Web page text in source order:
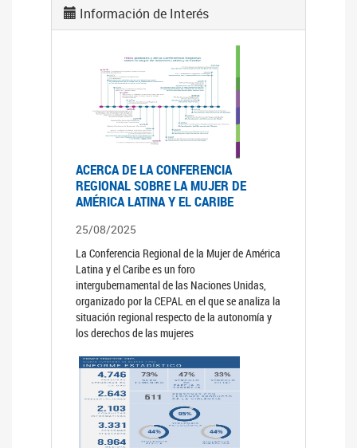
Información de Interés
ACERCA DE LA CONFERENCIA
REGIONAL SOBRE LA MUJER DE
AMÉRICA LATINA Y EL CARIBE
25/08/2025
La Conferencia Regional de la Mujer de América
Latina y el Caribe es un foro
intergubernamental de las Naciones Unidas,
organizado por la CEPAL en el que se analiza la
situación regional respecto de la autonomía y
los derechos de las mujeres